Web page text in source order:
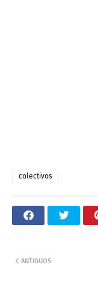
colectivos
ANTIGUOS